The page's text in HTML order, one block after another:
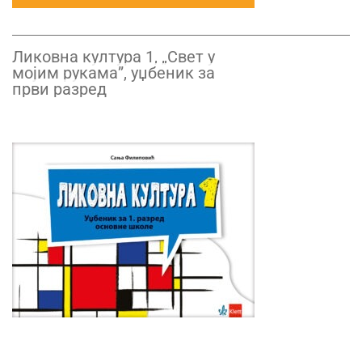
Ликовна култура 1, „Свет у
мојим рукама”, уџбеник за
први разред